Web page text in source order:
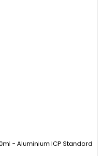
- Aluminium ICP Standard